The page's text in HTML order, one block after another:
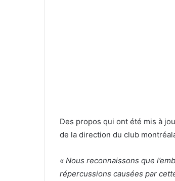
Des propos qui ont été mis à
de la direction du club
« Nous reconnaissons que
répercussions causées par